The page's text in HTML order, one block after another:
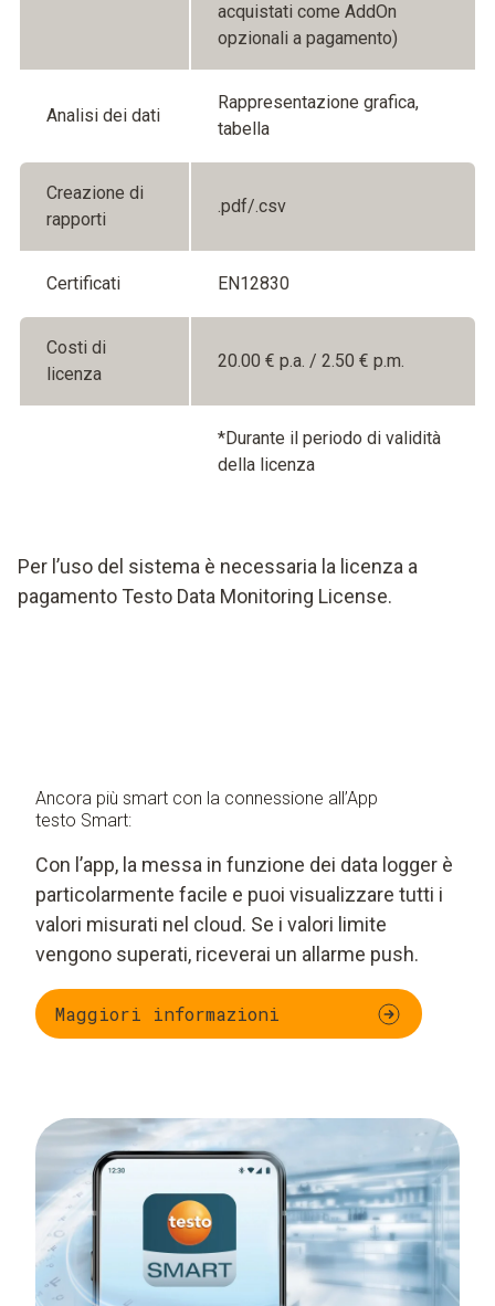
acquistati come AddOn
opzionali a pagamento)
Analisi dei dati
Rappresentazione grafica,
tabella
Creazione di
rapporti
.pdf/.csv
Certificati EN12830
Costi di
licenza
20.00 € p.a. / 2.50 € p.m.
*Durante il periodo di validità
della licenza
Per l’uso del sistema è necessaria la licenza a
pagamento Testo Data Monitoring License.
Ancora più smart con la connessione all’App
testo Smart:
Con l’app, la messa in funzione dei data logger è
particolarmente facile e puoi visualizzare tutti i
valori misurati nel cloud. Se i valori limite
vengono superati, riceverai un allarme push.
Maggiori informazioni